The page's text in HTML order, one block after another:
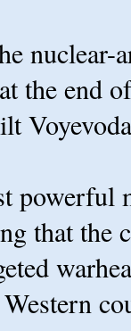
nuclear-
the end
powerful
that the